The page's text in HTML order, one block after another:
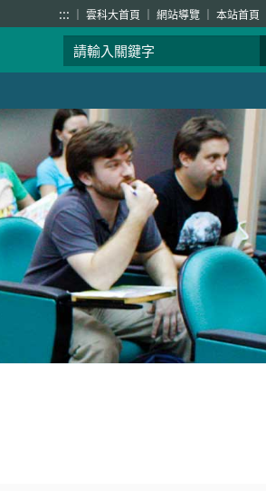
::: 雲科大首頁 網站導覽 本站首頁